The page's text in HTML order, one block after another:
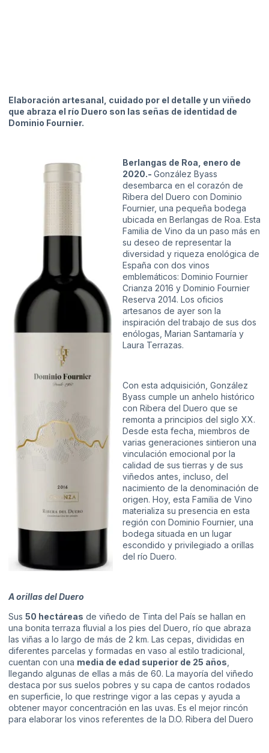
Elaboración artesanal, cuidado por el detalle y un viñedo
que abraza el río Duero son las señas de identidad de
Dominio Fournier.
Berlangas de Roa, enero de
2020.- González Byass
desembarca en el corazón de
Ribera del Duero con Dominio
Fournier, una pequeña bodega
ubicada en Berlangas de Roa. Esta
Familia de Vino da un paso más en
su deseo de representar la
diversidad y riqueza enológica de
España con dos vinos
emblemáticos: Dominio Fournier
Crianza 2016 y Dominio Fournier
Reserva 2014. Los oficios
artesanos de ayer son la
inspiración del trabajo de sus dos
enólogas, Marian Santamaría y
Laura Terrazas.
Con esta adquisición, González
Byass cumple un anhelo histórico
con Ribera del Duero que se
remonta a principios del siglo XX.
Desde esta fecha, miembros de
varias generaciones sintieron una
vinculación emocional por la
calidad de sus tierras y de sus
viñedos antes, incluso, del
nacimiento de la denominación de
origen. Hoy, esta Familia de Vino
materializa su presencia en esta
región con Dominio Fournier, una
bodega situada en un lugar
escondido y privilegiado a orillas
del río Duero.
A orillas del Duero
Sus 50 hectáreas de viñedo de Tinta del País se hallan en
una bonita terraza fluvial a los pies del Duero, río que abraza
las viñas a lo largo de más de 2 km. Las cepas, divididas en
diferentes parcelas y formadas en vaso al estilo tradicional,
cuentan con una media de edad superior de 25 años,
llegando algunas de ellas a más de 60. La mayoría del viñedo
destaca por sus suelos pobres y su capa de cantos rodados
en superficie, lo que restringe vigor a las cepas y ayuda a
obtener mayor concentración en las uvas. Es el mejor rincón
para elaborar los vinos referentes de la D.O. Ribera del Duero